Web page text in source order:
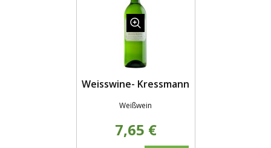
Weisswine- Kressmann
Weißwein
7,65 €